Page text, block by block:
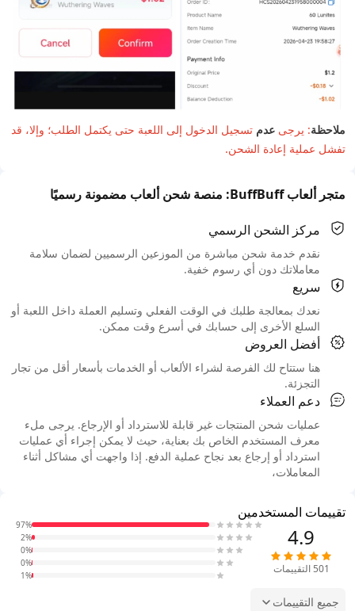
ملاحظة: يرجى عدم تسجيل الدخول إلى اللعبة حتى يكتمل الطلب؛ وإلا، قد
تفشل عملية إعادة الشحن.
متجر ألعاب BuffBuff: منصة شحن ألعاب مضمونة رسميًا
مركز الشحن الرسمي
نقدم خدمة شحن مباشرة من الموزعين الرسميين لضمان سلامة
معاملاتك دون أي رسوم خفية.
سريع
نعدك بمعالجة طلبك في الوقت الفعلي وتسليم العملة داخل اللعبة أو
السلع الأخرى إلى حسابك في أسرع وقت ممكن.
أفضل العروض
هنا ستتاح لك الفرصة لشراء الألعاب أو الخدمات بأسعار أقل من تجار
التجزئة.
دعم العملاء
عمليات شحن المنتجات غير قابلة للاسترداد أو الإرجاع. يرجى ملء
معرف المستخدم الخاص بك بعناية، حيث لا يمكن إجراء أي عمليات
استرداد أو إرجاع بعد نجاح عملية الدفع. إذا واجهت أي مشاكل أثناء
المعاملات،
تقييمات المستخدمين
4.9
501 التقييمات
97%
2%
0%
0%
1%
جميع التقييمات